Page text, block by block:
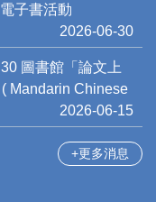
子書活動
2026-06-30
圖書館「論文上
Mandarin Chinese
2026-06-15
更多消息